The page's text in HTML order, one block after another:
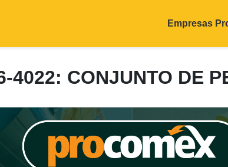
Empresas
4022: CONJUNTO DE